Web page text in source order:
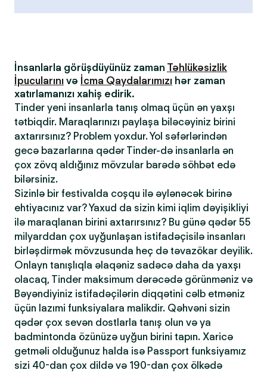
İnsanlarla görüşdüyünüz zaman Təhlükəsizlik
İpucularını və İcma Qaydalarımızı hər zaman
xatırlamanızı xahiş edirik.
Tinder yeni insanlarla tanış olmaq üçün ən yaxşı
tətbiqdir. Maraqlarınızı paylaşa biləcəyiniz birini
axtarırsınız? Problem yoxdur. Yol səfərlərindən
gecə bazarlarına qədər Tinder-də insanlarla ən
çox zövq aldığınız mövzular barədə söhbət edə
bilərsiniz.
Sizinlə bir festivalda coşqu ilə əylənəcək birinə
ehtiyacınız var? Yaxud da sizin kimi iqlim dəyişikliyi
ilə maraqlanan birini axtarırsınız? Bu günə qədər 55
milyarddan çox uyğunlaşan istifadəçisilə insanları
birləşdirmək mövzusunda heç də təvazökar deyilik.
Onlayn tanışlıqla əlaqəniz sadəcə daha da yaxşı
olacaq, Tinder maksimum dərəcədə görünməniz və
Bəyəndiyiniz istifadəçilərin diqqətini cəlb etməniz
üçün lazımi funksiyalara malikdir. Qəhvəni sizin
qədər çox sevən dostlarla tanış olun və ya
badmintonda özünüzə uyğun birini tapın. Xaricə
getməli olduğunuz halda isə Passport funksiyamız
sizi 40-dan çox dildə və 190-dan çox ölkədə